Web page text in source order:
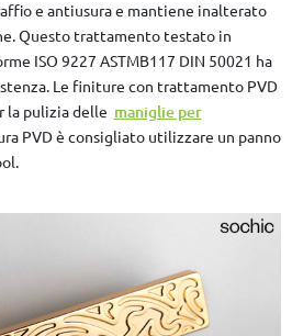
e antiusura e mantiene inalterato
Questo trattamento testato in
ISO 9227 ASTMB117 DIN 50021 ha
Le finiture con trattamento PVD
la pulizia delle maniglie per
PVD è consigliato utilizzare un panno